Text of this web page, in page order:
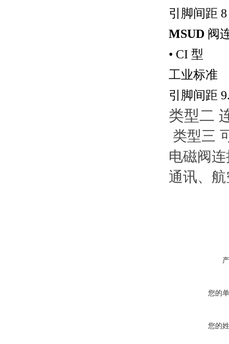
引脚间距
MSUD 阀
• CI 型
工业标准
引脚间距
类型二
类型三
电磁阀
通讯、
您的
您的